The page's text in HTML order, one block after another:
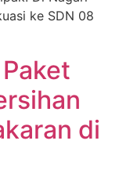
ke SDN 08
di